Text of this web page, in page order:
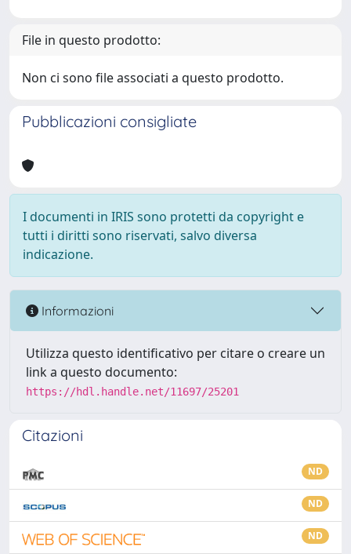
File in questo prodotto:
Non ci sono file associati a questo prodotto.
Pubblicazioni consigliate
I documenti in IRIS sono protetti da copyright e
tutti i diritti sono riservati, salvo diversa
indicazione.
Informazioni
Utilizza questo identificativo per citare o creare un
link a questo documento:
https://hdl.handle.net/11697/25201
Citazioni
ND
ND
ND